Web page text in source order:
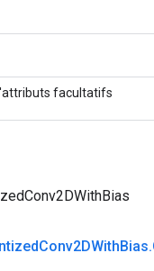
facultatifs
Conv2DWithBias.